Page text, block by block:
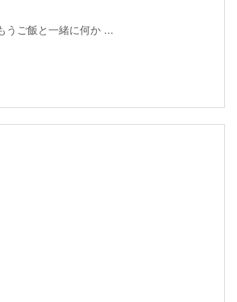
うご飯と一緒に何か ...